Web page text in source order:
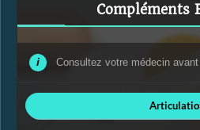
Compléments
i Consultez votre médecin